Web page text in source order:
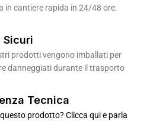
in cantiere rapida in 24/48 ore.
Sicuri
prodotti vengono imballati per
danneggiati durante il trasporto
Tecnica
prodotto? Clicca qui e parla